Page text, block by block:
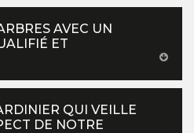
AVEC UN
ET
QUI VEILLE
DE NOTRE